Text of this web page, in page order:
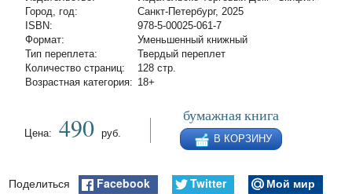
Город, год:
Санкт-Петербург, 2025
ISBN:
978-5-00025-061-7
Формат:
Уменьшенный книжный
Тип переплета:
Твердый переплет
Количество страниц:
128 стр.
Возрастная категория: 18+
Цена: 490 руб.
бумажная книга
В КОРЗИНУ
Поделиться Facebook Twitter
Мой мир